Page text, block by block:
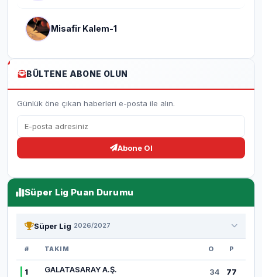
Misafir Kalem-1
BÜLTENE ABONE OLUN
Günlük öne çıkan haberleri e-posta ile alın.
Abone Ol
Süper Lig Puan Durumu
Süper Lig 2026/2027
# TAKIM O P
1 GALATASARAY A.Ş. 34 77